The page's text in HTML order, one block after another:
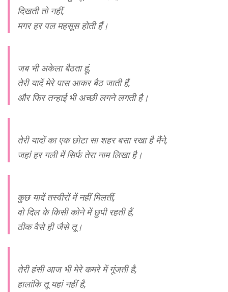
दिखती तो नहीं,
मगर हर पल महसूस होती हैं।
जब भी अकेला बैठता हूं,
तेरी यादें मेरे पास आकर बैठ जाती हैं,
और फिर तन्हाई भी अच्छी लगने लगती है।
तेरी यादों का एक छोटा सा शहर बसा रखा है मैंने,
जहां हर गली में सिर्फ तेरा नाम लिखा है।
कुछ यादें तस्वीरों में नहीं मिलतीं,
वो दिल के किसी कोने में छुपी रहती हैं,
ठीक वैसे ही जैसे तू।
तेरी हंसी आज भी मेरे कमरे में गूंजती है,
हालांकि तू यहां नहीं है,